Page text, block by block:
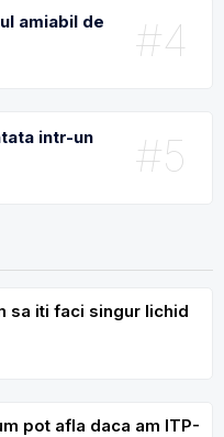
#4
amiabil de
#5
intr-un
sa iti faci singur lichid
pot afla daca am ITP-